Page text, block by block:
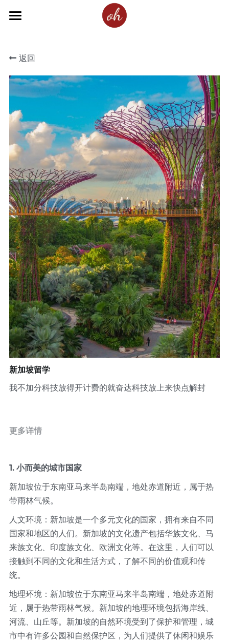
产品与定价
服务
OFFERHOLDERS STORIES学员故事
联系方式
联系我们
返回
新加坡留学
我不加分科技放得开计费的就奋达科技放上来快点解封
更多详情
1. 小而美的城市国家
新加坡位于东南亚马来半岛南端，地处赤道附近，属于热
带雨林气候。
人文环境：新加坡是一个多元文化的国家，拥有来自不同
国家和地区的人们。新加坡的文化遗产包括华族文化、马
来族文化、印度族文化、欧洲文化等。在这里，人们可以
接触到不同的文化和生活方式，了解不同的价值观和传
统。
地理环境：新加坡位于东南亚马来半岛南端，地处赤道附
近，属于热带雨林气候。新加坡的地理环境包括海岸线、
河流、山丘等。新加坡的自然环境受到了保护和管理，城
市中有许多公园和自然保护区，为人们提供了休闲和娱乐